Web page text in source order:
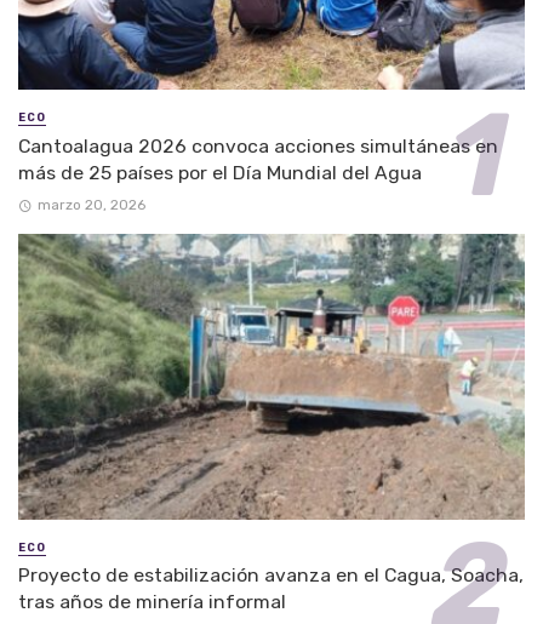
ECO
Cantoalagua 2026 convoca acciones simultáneas en
más de 25 países por el Día Mundial del Agua
marzo 20, 2026
ECO
Proyecto de estabilización avanza en el Cagua, Soacha,
tras años de minería informal